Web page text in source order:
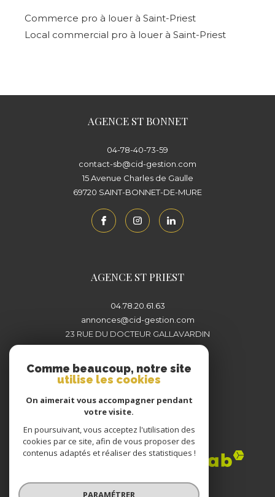
Commerce pro à louer à Saint-Priest
Local commercial pro à louer à Saint-Priest
AGENCE ST BONNET
04-78-40-73-59
contact-sb@cid-gestion.com
15 Avenue Charles de Gaulle
69720
SAINT-BONNET-DE-MURE
AGENCE ST PRIEST
04.78.20.61.63
annonces@cid-gestion.com
23 RUE DU DOCTEUR GALLAVARDIN
69800 SAINT-PRIEST
Adhérents
Comme beaucoup, notre site
utilise les cookies
On aimerait vous accompagner pendant
votre visite.
En poursuivant, vous acceptez l'utilisation des
cookies par ce site, afin de vous proposer des
contenus adaptés et réaliser des statistiques !
PARAMÉTRER